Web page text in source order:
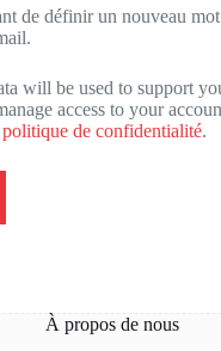
de définir un nouveau mot
will be used to support
access to your
politique de confidentialité.
À propos de nous